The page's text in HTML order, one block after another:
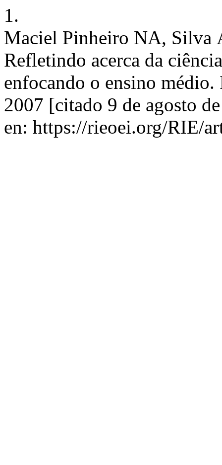
1.
Maciel Pinheiro NA, Silva
Refletindo acerca da
enfocando o ensino
2007 [citado 9 de agosto
en: https://rieoei.org/RIE/